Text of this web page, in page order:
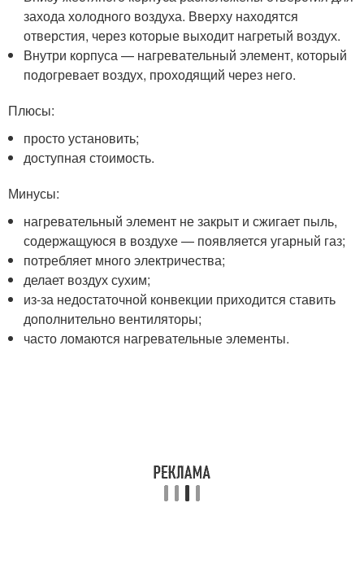
захода холодного воздуха. Вверху находятся
отверстия, через которые выходит нагретый воздух.
Внутри корпуса — нагревательный элемент, который
подогревает воздух, проходящий через него.
Плюсы:
просто установить;
доступная стоимость.
Минусы:
нагревательный элемент не закрыт и сжигает пыль,
содержащуюся в воздухе — появляется угарный газ;
потребляет много электричества;
делает воздух сухим;
из-за недостаточной конвекции приходится ставить
дополнительно вентиляторы;
часто ломаются нагревательные элементы.